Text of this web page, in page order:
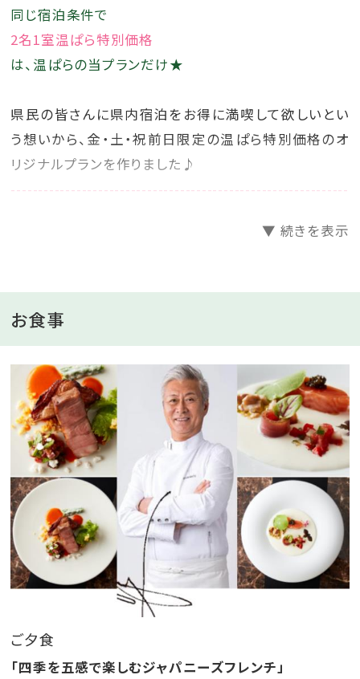
同じ宿泊条件で
2名1室温ぱら特別価格
は、温ぱらの当プランだけ★
県民の皆さんに県内宿泊をお得に満喫して欲しいとい
う想いから、金・土・祝前日限定の温ぱら特別価格のオ
リジナルプランを作りました♪
--------------------------------------------------------------
◆期間限定！金・土・祝前日限定の特別価格！！◆
＼7種類のお部屋を2名1室温ぱら特別価格でご案内／
★日曜・平日限定の特別料金プランもご用意！
こちらもぜひチェックしてみてください。
日曜・平日限定の特別料金プランはこちらから
お好きなお部屋タイプを選んで、ご予約くださいませ^^
今、見ているお部屋が空きがなくても、部屋の選択を変
えてチェックしてお進みくださいませ！
そしてご夕食はフレンチディナーコースをご用意。
世界中のセレブを魅了する山本秀正氏が監修する「四
季を五感で楽しむジャパニーズフレンチ」をご堪能いた
だけます！監修を担当するシェフは、クリントン氏などア
▼ 続きを表示
お食事
ご夕食
「四季を五感で楽しむジャパニーズフレンチ」